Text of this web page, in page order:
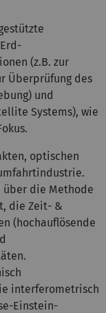
(z.B. zur
Überprüfung des
und
Systems), wie
optischen
über die Methode
die Zeit- &
(hochauflösende
interferometrisch
Einstein-